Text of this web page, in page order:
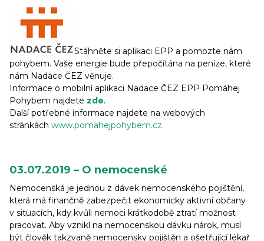
Stáhněte si aplikaci EPP a pomozte nám
pohybem. Vaše energie bude přepočítána na peníze, které
nám Nadace ČEZ věnuje.
Informace o mobilní aplikaci Nadace ČEZ EPP Pomáhej
Pohybem najdete zde.
Další potřebné informace najdete na webových
stránkách www.pomahejpohybem.cz.
03.07.2019 – O nemocenské
Nemocenská je jednou z dávek nemocenského pojištění,
která má finančně zabezpečit ekonomicky aktivní občany
v situacích, kdy kvůli nemoci krátkodobě ztratí možnost
pracovat. Aby vznikl na nemocenskou dávku nárok, musí
být člověk takzvaně nemocensky pojištěn a ošetřující lékař